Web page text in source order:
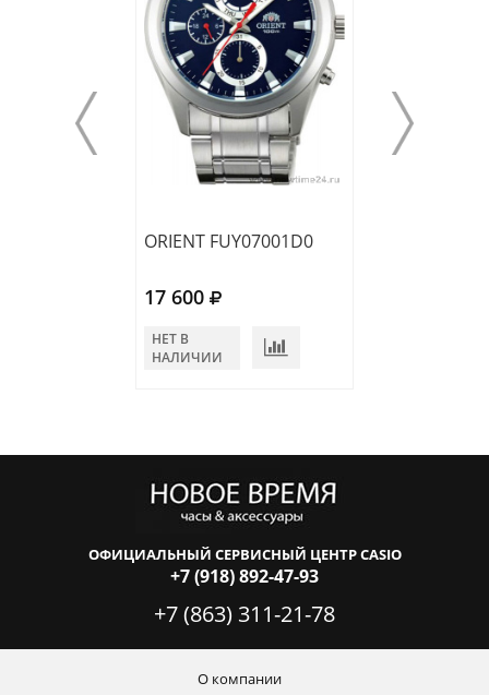
ORIENT FUY07001D0
17 600
НЕТ В
НАЛИЧИИ
ОФИЦИАЛЬНЫЙ СЕРВИСНЫЙ ЦЕНТР CASIO
+7 (918) 892-47-93
+7 (863) 311-21-78
О компании